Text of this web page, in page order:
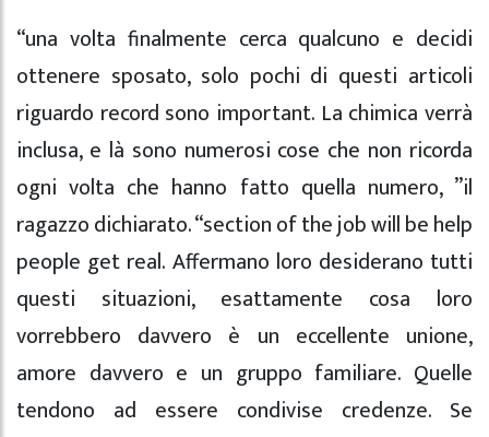
“una volta finalmente cerca qualcuno e decidi
ottenere sposato, solo pochi di questi articoli
riguardo record sono important. La chimica verrà
inclusa, e là sono numerosi cose che non ricorda
ogni volta che hanno fatto quella numero, ​​”il
ragazzo dichiarato. “section of the job will be help
people get real. Affermano loro desiderano tutti
questi situazioni, esattamente cosa loro
vorrebbero davvero è un eccellente unione,
amore davvero e un gruppo familiare. Quelle
tendono ad essere condivise credenze. Se